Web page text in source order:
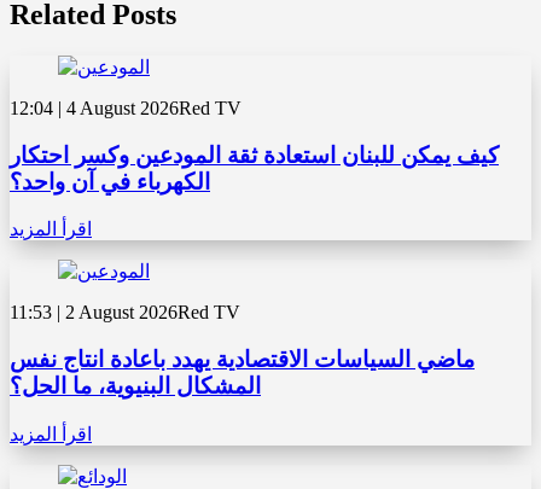
Related Posts
12:04 | 4 August 2026Red TV
كيف يمكن للبنان استعادة ثقة المودعين وكسر احتكار
الكهرباء في آن واحد؟
اقرأ المزيد
11:53 | 2 August 2026Red TV
ماضي السياسات الاقتصادية يهدد باعادة انتاج نفس
المشكال البنيوية، ما الحل؟
اقرأ المزيد